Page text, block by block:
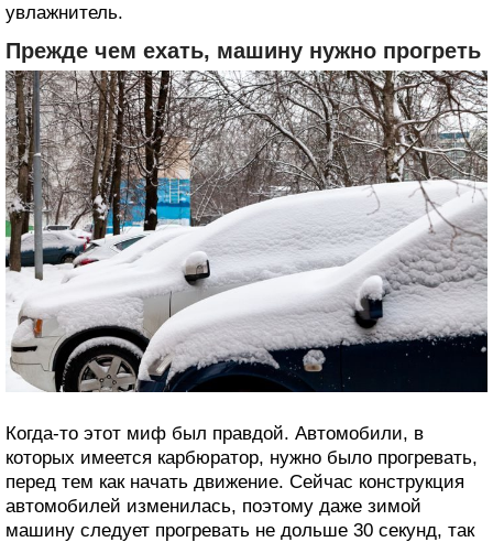
увлажнитель.
Прежде чем ехать, машину нужно прогреть
Когда-то этот миф был правдой. Автомобили, в
которых имеется карбюратор, нужно было прогревать,
перед тем как начать движение. Сейчас конструкция
автомобилей изменилась, поэтому даже зимой
машину следует прогревать не дольше 30 секунд, так